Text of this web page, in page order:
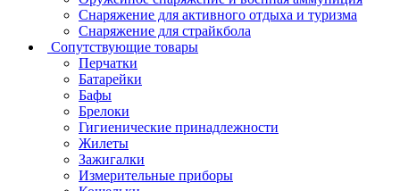
Снаряжение для активного отдыха и туризма
Снаряжение для страйкбола
Сопутствующие товары
Перчатки
Батарейки
Бафы
Брелоки
Гигиенические принадлежности
Жилеты
Зажигалки
Измерительные приборы